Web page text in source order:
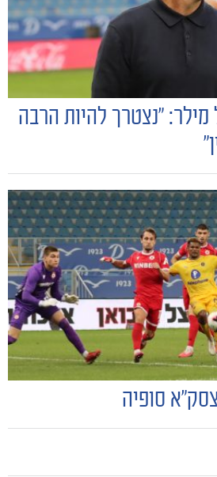
"נצטרך להיות הרבה